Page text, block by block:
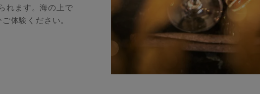
れます。海の上で
体験ください。